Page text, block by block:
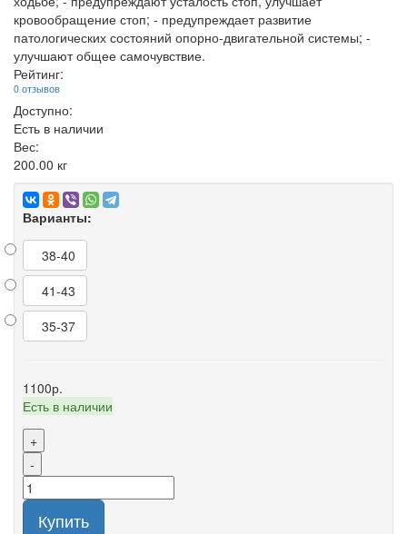
кровообращение стоп; - предупреждает развитие
патологических состояний опорно-двигательной системы; -
улучшают общее самочувствие.
Рейтинг:
0 отзывов
Доступно:
Есть в наличии
Вес:
200.00 кг
Варианты:
38-40
41-43
35-37
1100р.
Есть в наличии
+
-
Купить